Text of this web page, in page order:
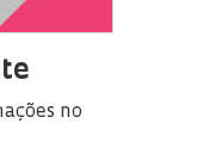
no